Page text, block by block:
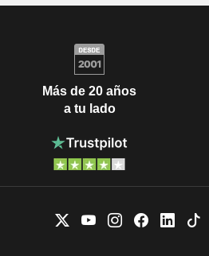
Más de 20 años
a tu lado